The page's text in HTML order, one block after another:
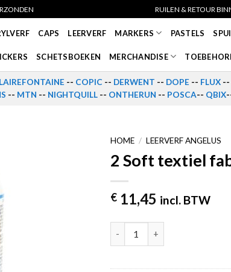
RUILEN & RETOUR
CAPS LEERVERF MARKERS PASTELS
SCHETSBOEKEN MERCHANDISE
-- COPIC -- DERWENT -- DOPE -- FLUX --
-- MTN -- NIGHTQUILL -- ONTHERUN -- POSCA-- QBIX
HOME / LEERVERF ANGELUS
2 Soft textiel
€ 11,45 incl. BTW